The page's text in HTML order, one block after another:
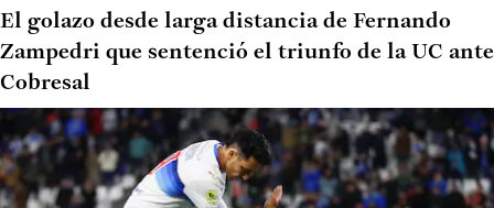
El golazo desde larga distancia de Fernando
Zampedri que sentenció el triunfo de la UC ante
Cobresal